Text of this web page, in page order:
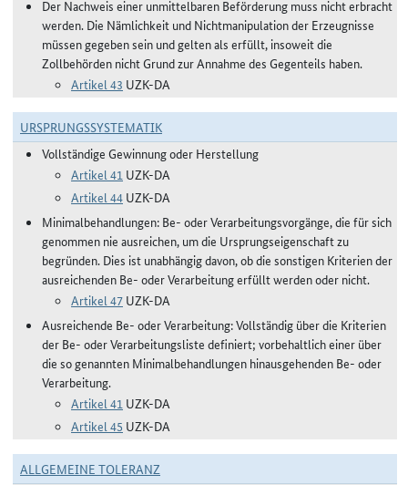
Der Nachweis einer unmittelbaren Beförderung muss nicht erbracht
werden. Die Nämlichkeit und Nichtmanipulation der Erzeugnisse
müssen gegeben sein und gelten als erfüllt, insoweit die
Zollbehörden nicht Grund zur Annahme des Gegenteils haben.
Artikel 43 UZK-DA
URSPRUNGSSYSTEMATIK
Vollständige Gewinnung oder Herstellung
Artikel 41 UZK-DA
Artikel 44 UZK-DA
Minimalbehandlungen: Be- oder Verarbeitungsvorgänge, die für sich
genommen nie ausreichen, um die Ursprungseigenschaft zu
begründen. Dies ist unabhängig davon, ob die sonstigen Kriterien der
ausreichenden Be- oder Verarbeitung erfüllt werden oder nicht.
Artikel 47 UZK-DA
Ausreichende Be- oder Verarbeitung: Vollständig über die Kriterien
der Be- oder Verarbeitungsliste definiert; vorbehaltlich einer über
die so genannten Minimalbehandlungen hinausgehenden Be- oder
Verarbeitung.
Artikel 41 UZK-DA
Artikel 45 UZK-DA
ALLGEMEINE TOLERANZ